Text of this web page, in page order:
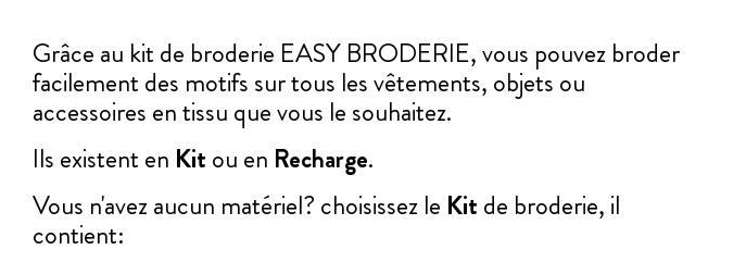
Grâce au kit de broderie EASY BRODERIE, vous pouvez broder
facilement des motifs sur tous les vêtements, objets ou
accessoires en tissu que vous le souhaitez.
Ils existent en Kit ou en Recharge.
Vous n'avez aucun matériel? choisissez le Kit de broderie, il
contient: